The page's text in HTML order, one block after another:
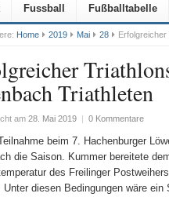
Fussball Fußballtabelle
Home 2019 Mai 28
Triathleten
am 28. Mai 2019 | 0 Kommentare
beim 7. Hachenburger
die Saison. Kummer bereitete
des Freilinger
Unter diesen Bedingungen wäre